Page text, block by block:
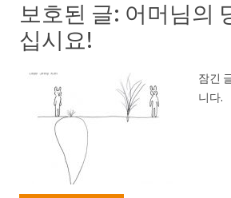
보호된 글: 어머님의
십시요!
잠긴
니다.